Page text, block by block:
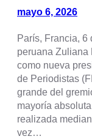
mayo 6, 2026
París, Francia, 6
peruana Zuliana
como nueva
de Periodistas
grande del
mayoría
realizada
vez…